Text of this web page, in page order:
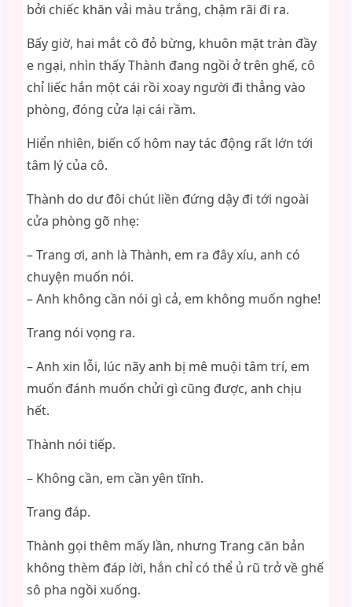
bởi chiếc khăn vải màu trắng, chậm rãi đi ra.
Bấy giờ, hai mắt cô đỏ bừng, khuôn mặt tràn đầy
e ngại, nhìn thấy Thành đang ngồi ở trên ghế, cô
chỉ liếc hắn một cái rồi xoay người đi thẳng vào
phòng, đóng cửa lại cái rầm.
Hiển nhiên, biến cố hôm nay tác động rất lớn tới
tâm lý của cô.
Thành do dư đôi chút liền đứng dậy đi tới ngoài
cửa phòng gõ nhẹ:
– Trang ơi, anh là Thành, em ra đây xíu, anh có
chuyện muốn nói.
– Anh không cần nói gì cả, em không muốn nghe!
Trang nói vọng ra.
– Anh xin lỗi, lúc nãy anh bị mê muội tâm trí, em
muốn đánh muốn chửi gì cũng được, anh chịu
hết.
Thành nói tiếp.
– Không cần, em cần yên tĩnh.
Trang đáp.
Thành gọi thêm mấy lần, nhưng Trang căn bản
không thèm đáp lời, hắn chỉ có thể ủ rũ trở về ghế
sô pha ngồi xuống.